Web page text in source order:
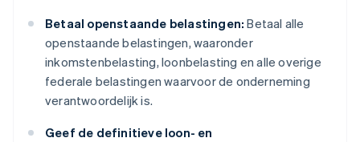
Betaal openstaande belastingen: Betaal alle
openstaande belastingen, waaronder
inkomstenbelasting, loonbelasting en alle overige
federale belastingen waarvoor de onderneming
verantwoordelijk is.
Geef de definitieve loon- en